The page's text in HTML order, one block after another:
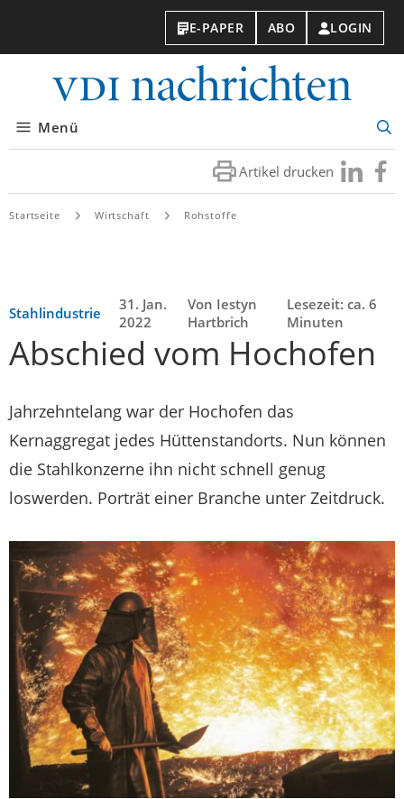
E-PAPER ABO LOGIN
Menü
Artikel drucken Besuchen
Sie
Sie
Startseite Wirtschaft Rohstoffe
Stahlindustrie
31. Jan.
2022
Von Iestyn
Hartbrich
Lesezeit: ca. 6
Minuten
Abschied vom Hochofen
Jahrzehntelang war der Hochofen das
Kernaggregat jedes Hüttenstandorts. Nun können
die Stahlkonzerne ihn nicht schnell genug
loswerden. Porträt einer Branche unter Zeitdruck.